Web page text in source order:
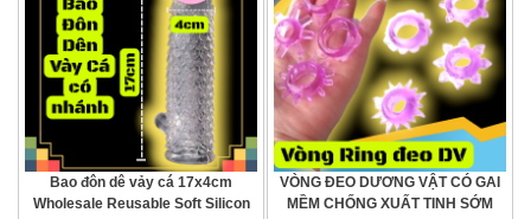
Bao đôn dê vảy cá 17x4cm
Wholesale Reusable Soft Silicon
VÒNG ĐEO DƯƠNG VẬT CÓ GAI
MỀM CHỐNG XUẤT TINH SỚM